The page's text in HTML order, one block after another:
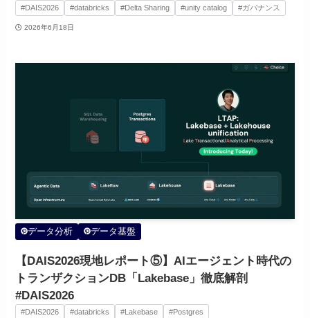
#DAIS2026 #databricks #Delta Sharing #unity catalog #ガバナンス
2026年6月18日
データ分析 データ基盤
【DAIS2026現地レポート⑤】AIエージェント時代の
トランザクションDB「Lakebase」徹底解剖
#DAIS2026
#DAIS2026 #databricks #Lakebase #Postgres